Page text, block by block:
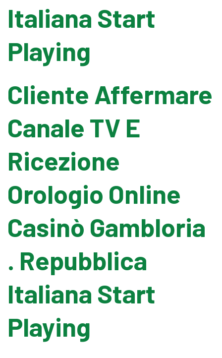
Band Sealers
Banding Machine
Cup & Tray Sealing Machine
Bag Sealing Machine
Packing Materials
Edible Oil Filling Machinery
Water Filling Machinery
Liquid Filling Machinery
Bag Filling Machinery
Italiana Start
Playing
Cliente Affermare
Canale TV E
Ricezione
Orologio Online
Casinò Gambloria
. Repubblica
Italiana Start
Playing